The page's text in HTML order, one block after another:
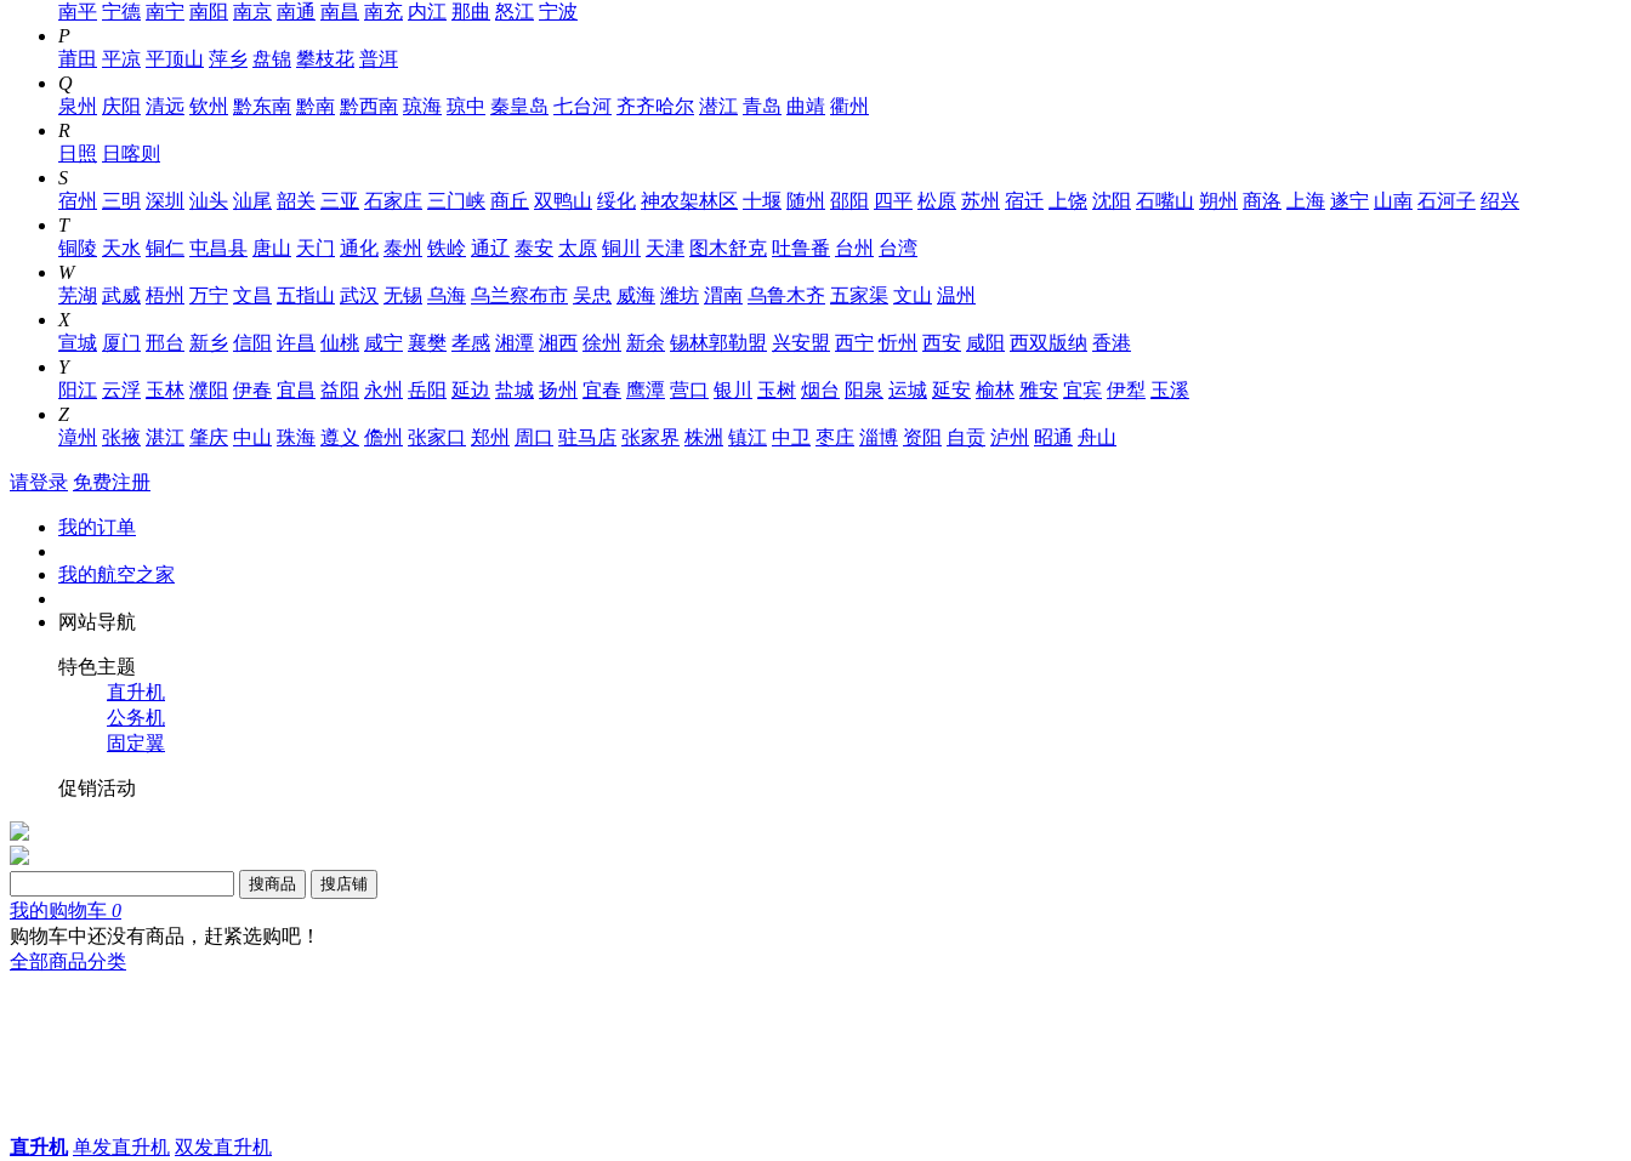
南平 宁德 南宁 南阳 南京 南通 南昌 南充 内江 那曲 怒江 宁波
P
莆田 平凉 平顶山 萍乡 盘锦 攀枝花 普洱
Q
泉州 庆阳 清远 钦州 黔东南 黔南 黔西南 琼海 琼中 秦皇岛 七台河 齐齐哈尔 潜江 青岛 曲靖 衢州
R
日照 日喀则
S
宿州 三明 深圳 汕头 汕尾 韶关 三亚 石家庄 三门峡 商丘 双鸭山 绥化 神农架林区 十堰 随州 邵阳 四平 松原 苏州 宿迁 上饶 沈阳 石嘴山 朔州 商洛 上海 遂宁 山南 石河子 绍兴
T
铜陵 天水 铜仁 屯昌县 唐山 天门 通化 泰州 铁岭 通辽 泰安 太原 铜川 天津 图木舒克 吐鲁番 台州 台湾
W
芜湖 武威 梧州 万宁 文昌 五指山 武汉 无锡 乌海 乌兰察布市 吴忠 威海 潍坊 渭南 乌鲁木齐 五家渠 文山 温州
X
宣城 厦门 邢台 新乡 信阳 许昌 仙桃 咸宁 襄樊 孝感 湘潭 湘西 徐州 新余 锡林郭勒盟 兴安盟 西宁 忻州 西安 咸阳 西双版纳 香港
Y
阳江 云浮 玉林 濮阳 伊春 宜昌 益阳 永州 岳阳 延边 盐城 扬州 宜春 鹰潭 营口 银川 玉树 烟台 阳泉 运城 延安 榆林 雅安 宜宾 伊犁 玉溪
Z
漳州 张掖 湛江 肇庆 中山 珠海 遵义 儋州 张家口 郑州 周口 驻马店 张家界 株洲 镇江 中卫 枣庄 淄博 资阳 自贡 泸州 昭通 舟山
请登录 免费注册
我的订单
我的航空之家
网站导航
特色主题
直升机
公务机
固定翼
促销活动
搜商品 搜店铺
我的购物车 0
购物车中还没有商品，赶紧选购吧！
全部商品分类
直升机 单发直升机 双发直升机